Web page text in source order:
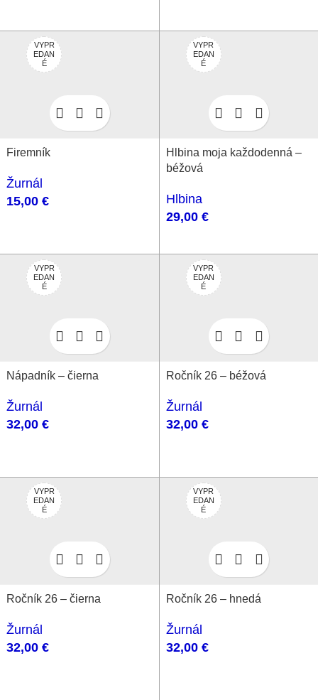
VYPR
EDAN
É
Firemník
Žurnál
15,00 €
VYPR
EDAN
É
Hlbina moja každodenná –
béžová
Hlbina
29,00 €
VYPR
EDAN
É
Nápadník – čierna
Žurnál
32,00 €
VYPR
EDAN
É
Ročník 26 – béžová
Žurnál
32,00 €
VYPR
EDAN
É
Ročník 26 – čierna
Žurnál
32,00 €
VYPR
EDAN
É
Ročník 26 – hnedá
Žurnál
32,00 €